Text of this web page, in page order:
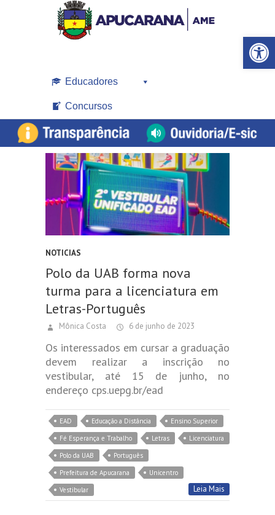
Open toolbar
Educadores
Concursos
NOTICIAS
Polo da UAB forma nova
turma para a licenciatura em
Letras-Português
Mônica Costa 6 de junho de 2023
Os interessados em cursar a graduação
devem realizar a inscrição no
vestibular, até 15 de junho, no
endereço cps.uepg.br/ead
EAD Educação a Distância
Ensino Superior
Fé Esperança e Trabalho
Letras
Licenciatura
Polo da UAB
Português
Prefeitura de Apucarana
Unicentro
Vestibular
Leia Mais